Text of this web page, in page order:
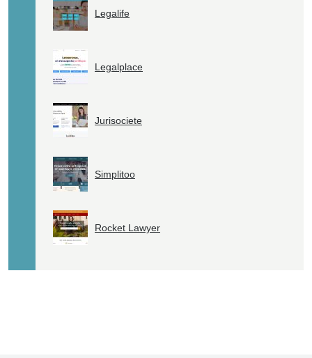
Legalife
Legalplace
Jurisociete
Simplitoo
Rocket Lawyer